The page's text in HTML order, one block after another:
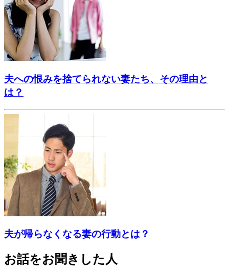
夫への恨みを捨てられない妻たち、その理由と
は？
夫が帰らなくなる妻の行動とは？
お話をお聞きした人